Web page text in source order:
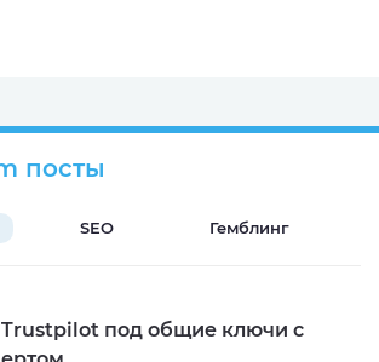
посты
SEO Гемблинг
Trustpilot под общие ключи с